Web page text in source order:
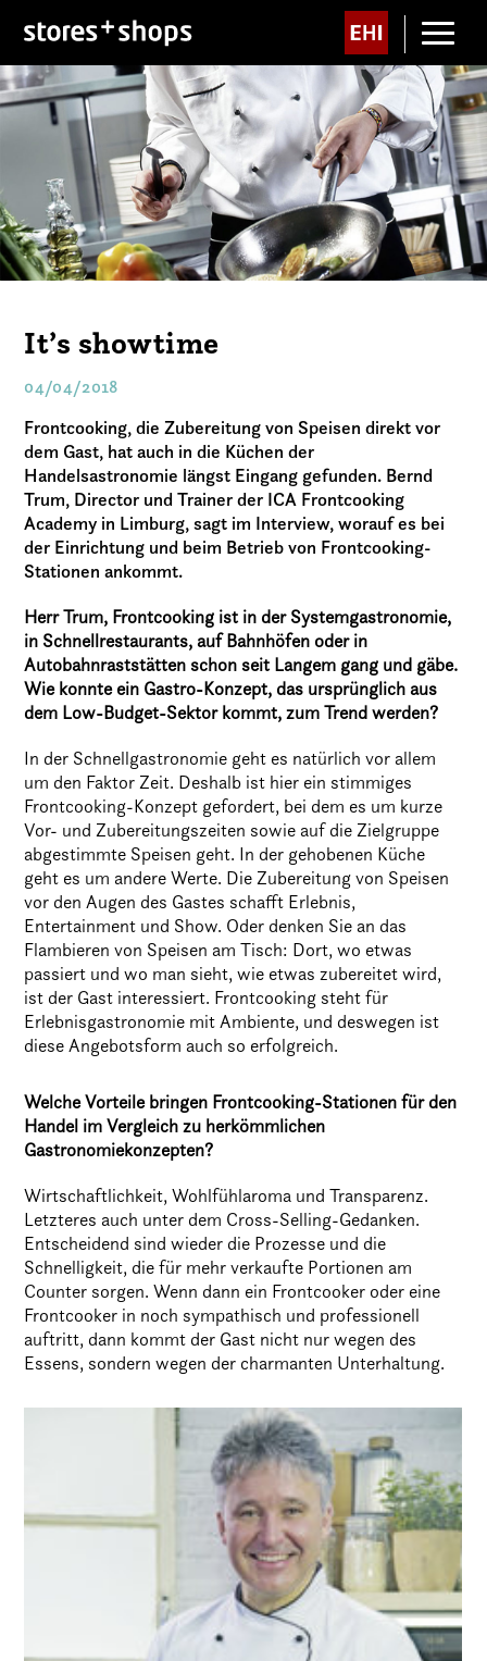
It’s showtime
04/04/2018
Frontcooking, die Zubereitung von Speisen direkt vor
dem Gast, hat auch in die Küchen der
Handelsastronomie längst Eingang gefunden. Bernd
Trum, Director und Trainer der ICA Frontcooking
Academy in Limburg, sagt im Interview, worauf es bei
der Einrichtung und beim Betrieb von Frontcooking-
Stationen ankommt.
Herr Trum, Frontcooking ist in der Systemgastronomie,
in Schnellrestaurants, auf Bahnhöfen oder in
Autobahnraststätten schon seit Langem gang und gäbe.
Wie konnte ein Gastro-Konzept, das ursprünglich aus
dem Low-Budget-Sektor kommt, zum Trend werden?
In der Schnellgastronomie geht es natürlich vor allem
um den Faktor Zeit. Deshalb ist hier ein stimmiges
Frontcooking-Konzept gefordert, bei dem es um kurze
Vor- und Zubereitungszeiten sowie auf die Zielgruppe
abgestimmte Speisen geht. In der gehobenen Küche
geht es um andere Werte. Die Zubereitung von Speisen
vor den Augen des Gastes schafft Erlebnis,
Entertainment und Show. Oder denken Sie an das
Flambieren von Speisen am Tisch: Dort, wo etwas
passiert und wo man sieht, wie etwas zubereitet wird,
ist der Gast interessiert. Frontcooking steht für
Erlebnisgastronomie mit Ambiente, und deswegen ist
diese Angebotsform auch so erfolgreich.
Welche Vorteile bringen Frontcooking-Stationen für den
Handel im Vergleich zu herkömmlichen
Gastronomiekonzepten?
Wirtschaftlichkeit, Wohlfühlaroma und Transparenz.
Letzteres auch unter dem Cross-Selling-Gedanken.
Entscheidend sind wieder die Prozesse und die
Schnelligkeit, die für mehr verkaufte Portionen am
Counter sorgen. Wenn dann ein Frontcooker oder eine
Frontcooker in noch sympathisch und professionell
auftritt, dann kommt der Gast nicht nur wegen des
Essens, sondern wegen der charmanten Unterhaltung.